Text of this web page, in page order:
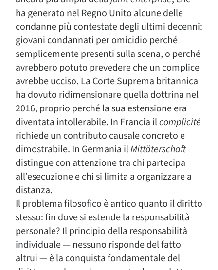
ha generato nel Regno Unito alcune delle
condanne più contestate degli ultimi decenni:
giovani condannati per omicidio perché
semplicemente presenti sulla scena, o perché
avrebbero potuto prevedere che un complice
avrebbe ucciso. La Corte Suprema britannica
ha dovuto ridimensionare quella dottrina nel
2016, proprio perché la sua estensione era
diventata intollerabile. In Francia ilcomplicité
richiede un contributo causale concreto e
dimostrabile. In Germania ilMittäterschaft
distingue con attenzione tra chi partecipa
all’esecuzione e chi si limita a organizzare a
distanza.
Il problema filosofico è antico quanto il diritto
stesso: fin dove si estende la responsabilità
personale? Il principio della responsabilità
individuale — nessuno risponde del fatto
altrui — è la conquista fondamentale del